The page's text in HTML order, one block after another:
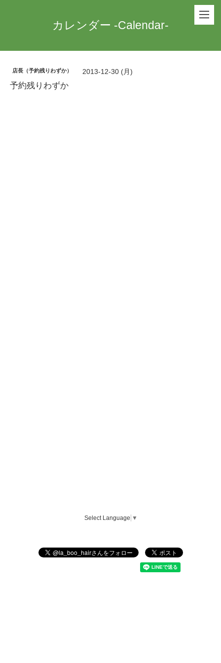
カレンダー -Calendar-
店長（予約残りわずか） 2013-12-30 (月)
予約残りわずか
Select Language ▼